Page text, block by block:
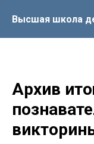
Высшая школа
Архив